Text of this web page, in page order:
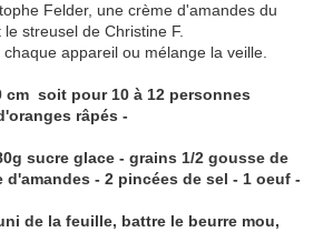
Felder, une crème d'amandes du
streusel de Christine F.
appareil ou mélange la veille.
cm soit pour 10 à 12 personnes
râpés -
sucre glace - grains 1/2 gousse de
- 2 pincées de sel - 1 oeuf -
de la feuille, battre le beurre mou,